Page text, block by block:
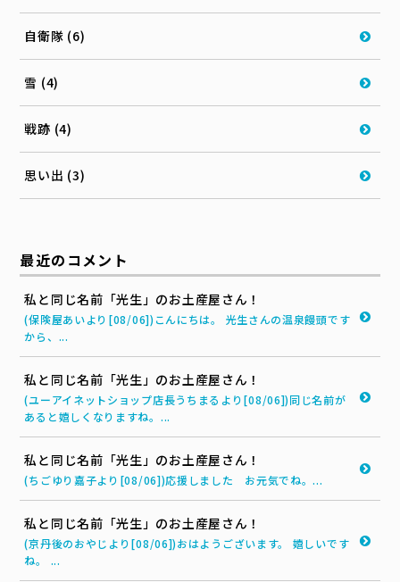
自衛隊 (6)
雪 (4)
戦跡 (4)
思い出 (3)
最近のコメント
私と同じ名前「光生」のお土産屋さん！
(保険屋あいより[08/06])こんにちは。 光生さんの温泉饅頭です
から、...
私と同じ名前「光生」のお土産屋さん！
(ユーアイネットショップ店長うちまるより[08/06])同じ名前が
あると嬉しくなりますね。...
私と同じ名前「光生」のお土産屋さん！
(ちごゆり嘉子より[08/06])応援しました お元気でね。...
私と同じ名前「光生」のお土産屋さん！
(京丹後のおやじより[08/06])おはようございます。 嬉しいです
ね。 ...